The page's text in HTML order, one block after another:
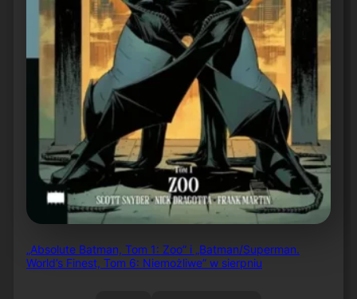
„Absolute Batman, Tom 1: Zoo” i „Batman/Superman.
World’s Finest, Tom 6: Niemożliwe” w sierpniu